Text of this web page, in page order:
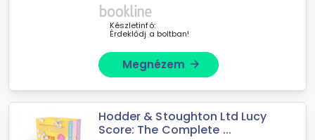
a definite question of fact, which
Készletinfó:
Érdeklődj a boltban!
Megnézem arrow_forward
Hodder & Stoughton Ltd Lucy
Score: The Complete ...